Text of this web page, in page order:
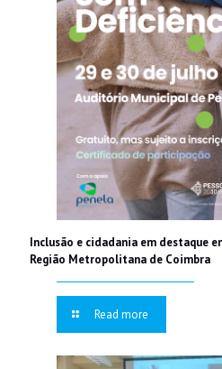
Inclusão e cidadania em destaque
Região Metropolitana de Coimbra
Read more